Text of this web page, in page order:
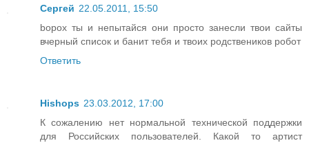
Сергей 22.05.2011, 15:50
bopox ты и непытайся они просто занесли твои сайты
вчерный список и банит тебя и твоих родствеников робот
Ответить
Hishops 23.03.2012, 17:00
К сожалению нет нормальной технической поддержки
для Российских пользователей. Какой то артист